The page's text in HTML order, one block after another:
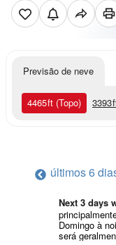
Previsão de neve
4465ft (Topo) 3393
últimos 6
Next 3 days
Domingo à
será